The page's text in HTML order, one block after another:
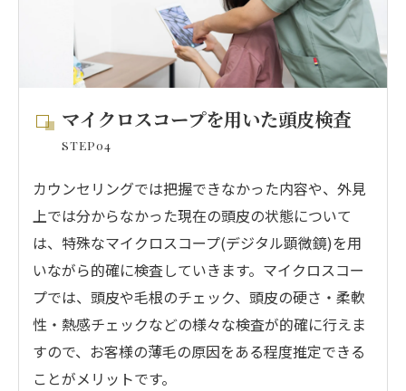
マイクロスコープを用いた頭皮検査
STEP04
カウンセリングでは把握できなかった内容や、外見
上では分からなかった現在の頭皮の状態について
は、特殊なマイクロスコープ(デジタル顕微鏡)を用
いながら的確に検査していきます。マイクロスコー
プでは、頭皮や毛根のチェック、頭皮の硬さ・柔軟
性・熱感チェックなどの様々な検査が的確に行えま
すので、お客様の薄毛の原因をある程度推定できる
ことがメリットです。